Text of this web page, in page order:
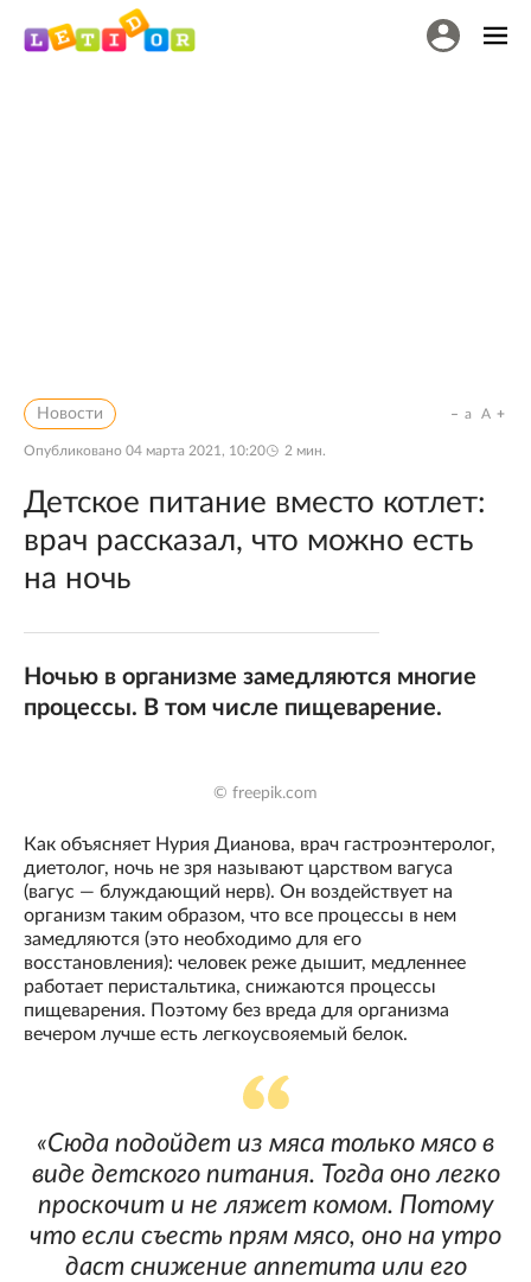
Новости
Опубликовано 04 марта 2021, 10:20 2 мин.
a A
Детское питание вместо котлет:
врач рассказал, что можно есть
на ночь
Ночью в организме замедляются многие
процессы. В том числе пищеварение.
© freepik.com
Как объясняет Нурия Дианова, врач гастроэнтеролог,
диетолог, ночь не зря называют царством вагуса
(вагус — блуждающий нерв). Он воздействует на
организм таким образом, что все процессы в нем
замедляются (это необходимо для его
восстановления): человек реже дышит, медленнее
работает перистальтика, снижаются процессы
пищеварения. Поэтому без вреда для организма
вечером лучше есть легкоусвояемый белок.
«Сюда подойдет из мяса только мясо в
виде детского питания. Тогда оно легко
проскочит и не ляжет комом. Потому
что если съесть прям мясо, оно на утро
даст снижение аппетита или его